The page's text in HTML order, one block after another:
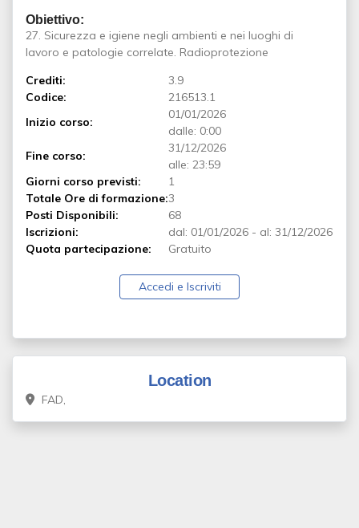
Obiettivo:
27. Sicurezza e igiene negli ambienti e nei luoghi di
lavoro e patologie correlate. Radioprotezione
Crediti:
3.9
Codice:
216513.1
Inizio corso:
01/01/2026
dalle: 0:00
Fine corso:
31/12/2026
alle: 23:59
Giorni corso previsti:
1
Totale Ore di formazione:3
Posti Disponibili:
68
Iscrizioni:
dal: 01/01/2026 - al: 31/12/2026
Quota partecipazione:
Gratuito
Accedi e Iscriviti
Location
FAD,